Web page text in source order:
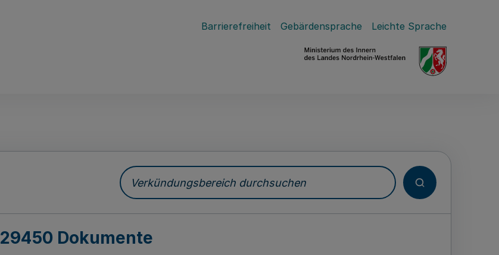
Barrierefreiheit Gebärdensprache Leichte Sprache
Verkündungsbereich durchsuchen
29450 Dokumente